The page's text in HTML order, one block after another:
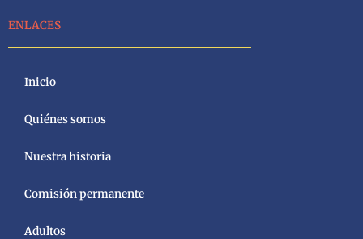
ENLACES
Inicio
Quiénes somos
Nuestra historia
Comisión permanente
Adultos